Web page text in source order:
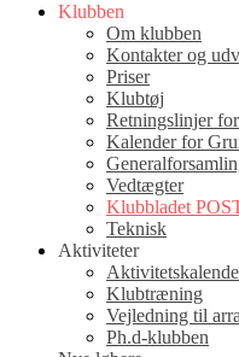
Klubben
Om klubben
Kontakter og
Priser
Klubtøj
Retningslinjer
Kalender for
Vedtægter
Klubbladet
Teknisk
Aktiviteter
Klubtræning
Vejledning til
Ph.d-klubben